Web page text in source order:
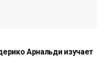
Арнальди изучает